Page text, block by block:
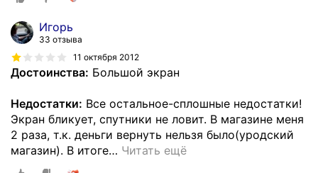
Игорь
33 отзыва
11 октября 2012
Достоинства: Большой экран
Недостатки: Все остальное-сплошные недостатки!
Экран бликует, спутники не ловит. В магазине меня
2 раза, т.к. деньги вернуть нельзя было(уродский
магазин). В итоге… Читать ещё